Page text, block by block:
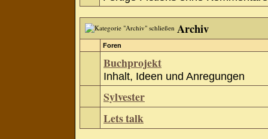
Archiv
Foren
Buchprojekt
Inhalt, Ideen und Anregungen
Sylvester
Lets talk